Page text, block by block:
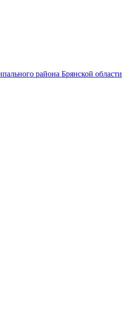
района Брянской области